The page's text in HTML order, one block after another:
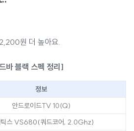
원 더 높아요.
바 블랙 스펙 정리]
정보
안드로이드TV 10(Q)
틱스 VS680(쿼드코어, 2.0Ghz)